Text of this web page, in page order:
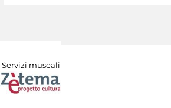
Servizi museali